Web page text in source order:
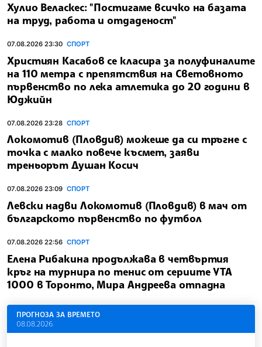
Хулио Веласкес: "Постигаме всичко на базата
на труд, работа и отдаденост"
07.08.2026 23:30 СПОРТ
Християн Касабов се класира за полуфиналите
на 110 метра с препятствия на Световното
първенство по лека атлетика до 20 години в
Юджийн
07.08.2026 23:28 СПОРТ
Локомотив (Пловдив) можеше да си тръгне с
точка с малко повече късмет, заяви
треньорът Душан Косич
07.08.2026 23:09 СПОРТ
Левски надви Локомотив (Пловдив) в мач от
българското първенство по футбол
07.08.2026 22:56 СПОРТ
Елена Рибакина продължава в четвъртия
кръг на турнира по тенис от сериите УТА
1000 в Торонто, Мира Андреева отпадна
ПРОГНОЗА ЗА ВРЕМЕТО
08.08.2026